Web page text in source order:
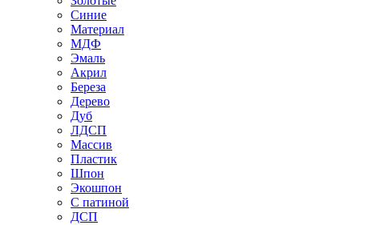
Синие
Материал
МДФ
Эмаль
Акрил
Береза
Дерево
Дуб
ЛДСП
Массив
Пластик
Шпон
Экошпон
С патиной
ДСП